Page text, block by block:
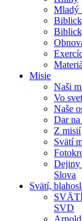
Mladý
Misie
Naši
Vo
Naše
Dar
Z misií
Svätí
Dejiny
Slova
Svätí,
SVD
Arnold